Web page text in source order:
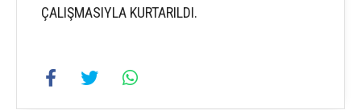
ÇALIŞMASIYLA KURTARILDI.